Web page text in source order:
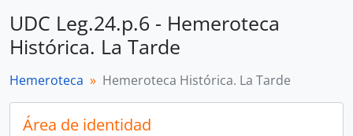
UDC Leg.24.p.6 - Hemeroteca
Histórica. La Tarde
Hemeroteca Hemeroteca Histórica. La Tarde
Área de identidad